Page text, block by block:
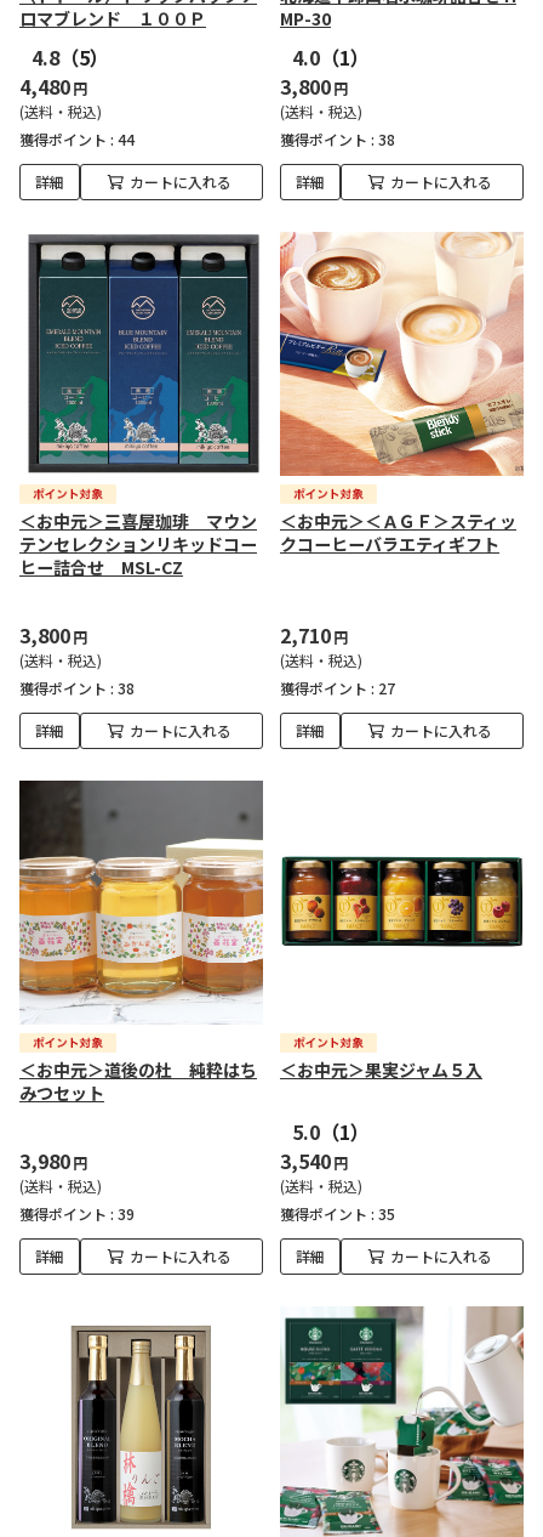
ロマブレンド １００Ｐ
4.8（5）
4,480円
(送料・税込)
獲得ポイント : 44
詳細 カートに入れる
MP-30
4.0 （1）
3,800円
(送料・税込)
獲得ポイント : 38
詳細 カートに入れる
＜お中元＞三喜屋珈琲 マウン
テンセレクションリキッドコー
ヒー詰合せ MSL-CZ
3,800円
(送料・税込)
獲得ポイント : 38
詳細 カートに入れる
＜お中元＞＜ＡＧＦ＞スティッ
クコーヒーバラエティギフト
2,710円
(送料・税込)
獲得ポイント : 27
詳細 カートに入れる
＜お中元＞道後の杜 純粋はち
みつセット
3,980円
(送料・税込)
獲得ポイント : 39
詳細 カートに入れる
＜お中元＞果実ジャム５入
5.0 （1）
3,540円
(送料・税込)
獲得ポイント : 35
詳細 カートに入れる